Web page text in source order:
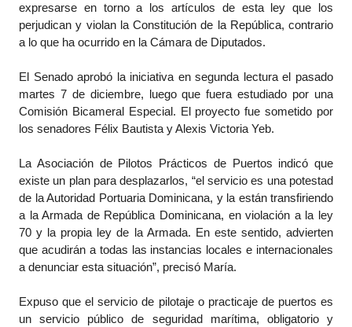
expresarse en torno a los artículos de esta ley que los
perjudican y violan la Constitución de la República, contrario
a lo que ha ocurrido en la Cámara de Diputados.
El Senado aprobó la iniciativa en segunda lectura el pasado
martes 7 de diciembre, luego que fuera estudiado por una
Comisión Bicameral Especial. El proyecto fue sometido por
los senadores Félix Bautista y Alexis Victoria Yeb.
La Asociación de Pilotos Prácticos de Puertos indicó que
existe un plan para desplazarlos, “el servicio es una potestad
de la Autoridad Portuaria Dominicana, y la están transfiriendo
a la Armada de República Dominicana, en violación a la ley
70 y la propia ley de la Armada. En este sentido, advierten
que acudirán a todas las instancias locales e internacionales
a denunciar esta situación”, precisó María.
Expuso que el servicio de pilotaje o practicaje de puertos es
un servicio público de seguridad marítima, obligatorio y